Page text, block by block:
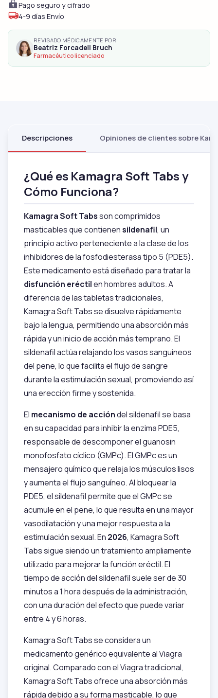
Pago seguro y cifrado
4-9 días Envío
REVISADO MÉDICAMENTE POR
Beatriz Forcadell Bruch
Farmacéutico licenciado
Descripciones Opiniones de clientes sobre
¿Qué es Kamagra Soft Tabs y
Cómo Funciona?
Kamagra Soft Tabsson comprimidos
masticables que contienensildenafil, un
principio activo perteneciente a la clase de los
inhibidores de la fosfodiesterasa tipo 5 (PDE5).
Este medicamento está diseñado para tratar la
disfunción eréctilen hombres adultos. A
diferencia de las tabletas tradicionales,
Kamagra Soft Tabs se disuelve rápidamente
bajo la lengua, permitiendo una absorción más
rápida y un inicio de acción más temprano. El
sildenafil actúa relajando los vasos sanguíneos
del pene, lo que facilita el flujo de sangre
durante la estimulación sexual, promoviendo así
una erección firme y sostenida.
El mecanismo de accióndel sildenafil se basa
en su capacidad para inhibir la enzima PDE5,
responsable de descomponer el guanosin
monofosfato cíclico (GMPc). El GMPc es un
mensajero químico que relaja los músculos lisos
y aumenta el flujo sanguíneo. Al bloquear la
PDE5, el sildenafil permite que el GMPc se
acumule en el pene, lo que resulta en una mayor
vasodilatación y una mejor respuesta a la
estimulación sexual. En 2026, Kamagra Soft
Tabs sigue siendo un tratamiento ampliamente
utilizado para mejorar la función eréctil. El
tiempo de acción del sildenafil suele ser de 30
minutos a 1 hora después de la administración,
con una duración del efecto que puede variar
entre 4 y 6 horas.
Kamagra Soft Tabs se considera un
medicamento genérico equivalente al Viagra
original. Comparado con el Viagra tradicional,
Kamagra Soft Tabs ofrece una absorción más
rápida debido a su forma masticable, lo que